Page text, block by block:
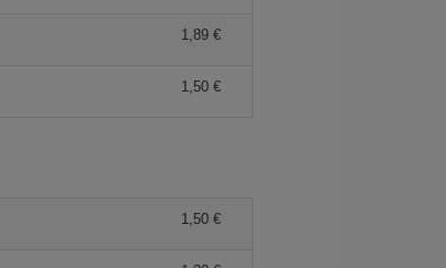
1,89 €
1,50 €
1,50 €